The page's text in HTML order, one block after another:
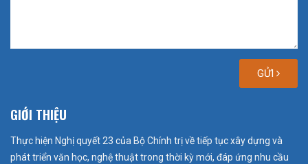
GỬI
GIỚI THIỆU
Thực hiện Nghị quyết 23 của Bộ Chính trị về tiếp tục xây dựng và
phát triển văn học, nghệ thuật trong thời kỳ mới, đáp ứng nhu cầu